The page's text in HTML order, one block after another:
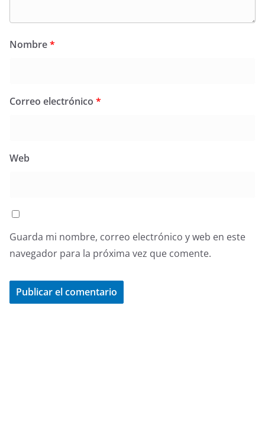
Nombre*
Correo electrónico *
Web
Guarda mi nombre, correo electrónico y web en este
navegador para la próxima vez que comente.